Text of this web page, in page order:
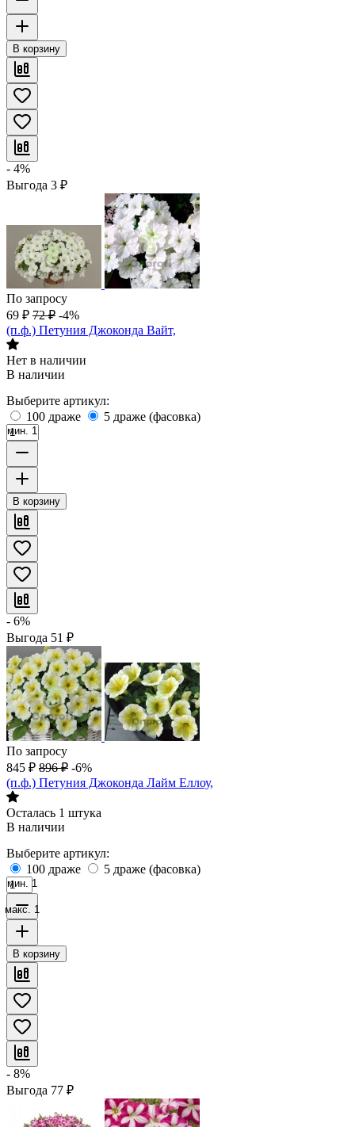
В корзину
- 4%
Выгода 3 ₽
По запросу
69 ₽ 72 ₽ -4%
(п.ф.) Петуния Джоконда Вайт,
Нет в наличии
В наличии
Выберите артикул:
100 драже
5 драже (фасовка)
мин. 1
В корзину
- 6%
Выгода 51 ₽
По запросу
845 ₽ 896 ₽ -6%
(п.ф.) Петуния Джоконда Лайм Еллоу,
Осталась 1 штука
В наличии
Выберите артикул:
100 драже
5 драже (фасовка)
мин. 1
макс. 1
В корзину
- 8%
Выгода 77 ₽